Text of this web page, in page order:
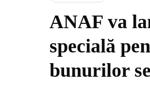
ANAF va
specială
bunurilor